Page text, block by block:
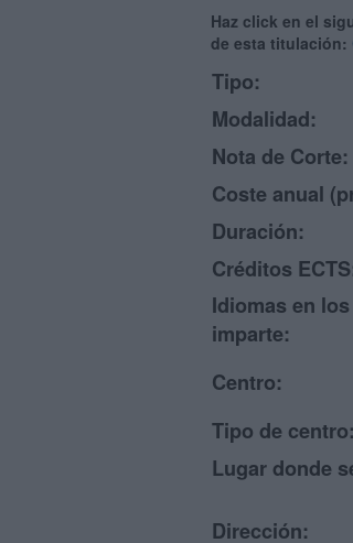
Haz click en el
de esta titulación:
Tipo:
Modalidad:
Nota de Corte:
Coste anual
Duración:
Créditos
Idiomas en
imparte:
Centro:
Tipo de centro:
Lugar donde
Dirección: